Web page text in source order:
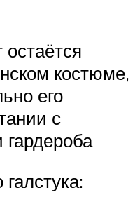
костюме,
его
с